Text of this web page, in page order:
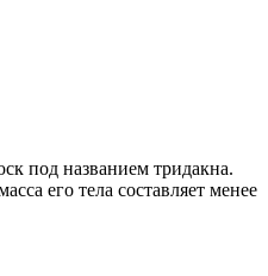
под названием тридакна.
его тела составляет менее